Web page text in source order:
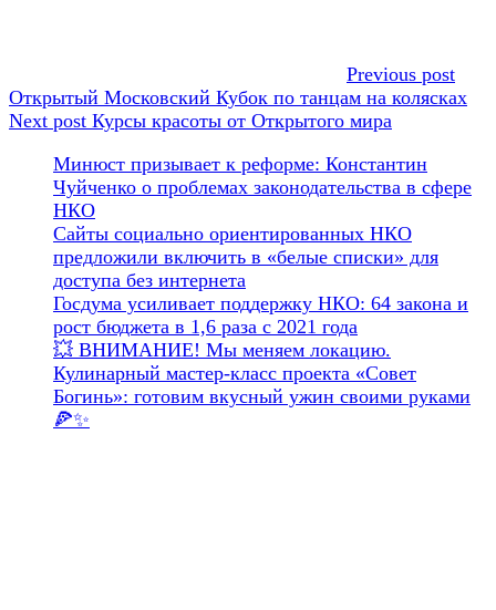
Previous post
Открытый Московский Кубок по танцам на колясках
Next post Курсы красоты от Открытого мира
Минюст призывает к реформе: Константин
Чуйченко о проблемах законодательства в сфере
НКО
Сайты социально ориентированных НКО
предложили включить в «белые списки» для
доступа без интернета
Госдума усиливает поддержку НКО: 64 закона и
рост бюджета в 1,6 раза с 2021 года
💥 ВНИМАНИЕ! Мы меняем локацию.
Кулинарный мастер-класс проекта «Совет
Богинь»: готовим вкусный ужин своими руками
🍕✨